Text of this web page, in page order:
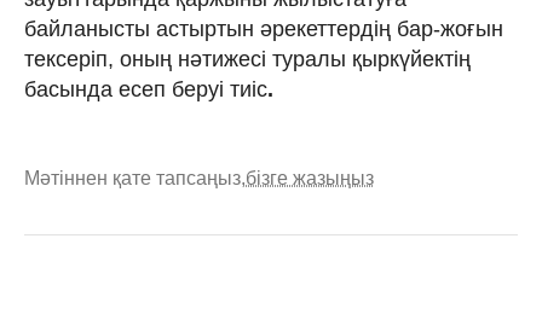
байланысты астыртын әрекеттердің бар-жоғын
тексеріп, оның нәтижесі туралы қыркүйектің
басында есеп беруі тиіс.
Мәтіннен қате тапсаңыз,бізге жазыңыз